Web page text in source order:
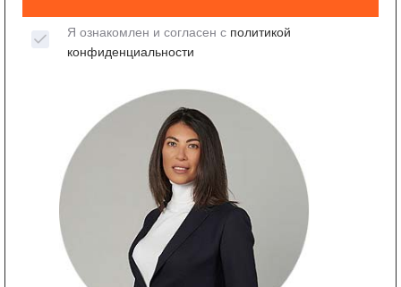
Я ознакомлен и согласен с политикой
конфиденциальности